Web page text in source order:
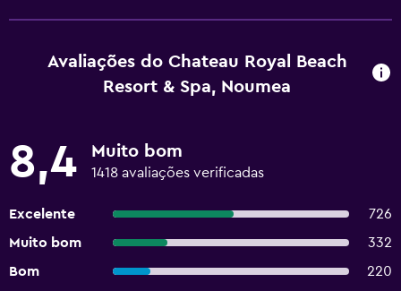
Avaliações do Chateau Royal Beach
Resort & Spa, Noumea
8,4 Muito bom
1418 avaliações verificadas
Excelente
726
Muito bom
332
Bom
220